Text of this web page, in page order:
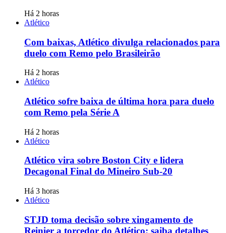
Há 2 horas
Atlético
Com baixas, Atlético divulga relacionados para
duelo com Remo pelo Brasileirão
Há 2 horas
Atlético
Atlético sofre baixa de última hora para duelo
com Remo pela Série A
Há 2 horas
Atlético
Atlético vira sobre Boston City e lidera
Decagonal Final do Mineiro Sub-20
Há 3 horas
Atlético
STJD toma decisão sobre xingamento de
Reinier a torcedor do Atlético; saiba detalhes